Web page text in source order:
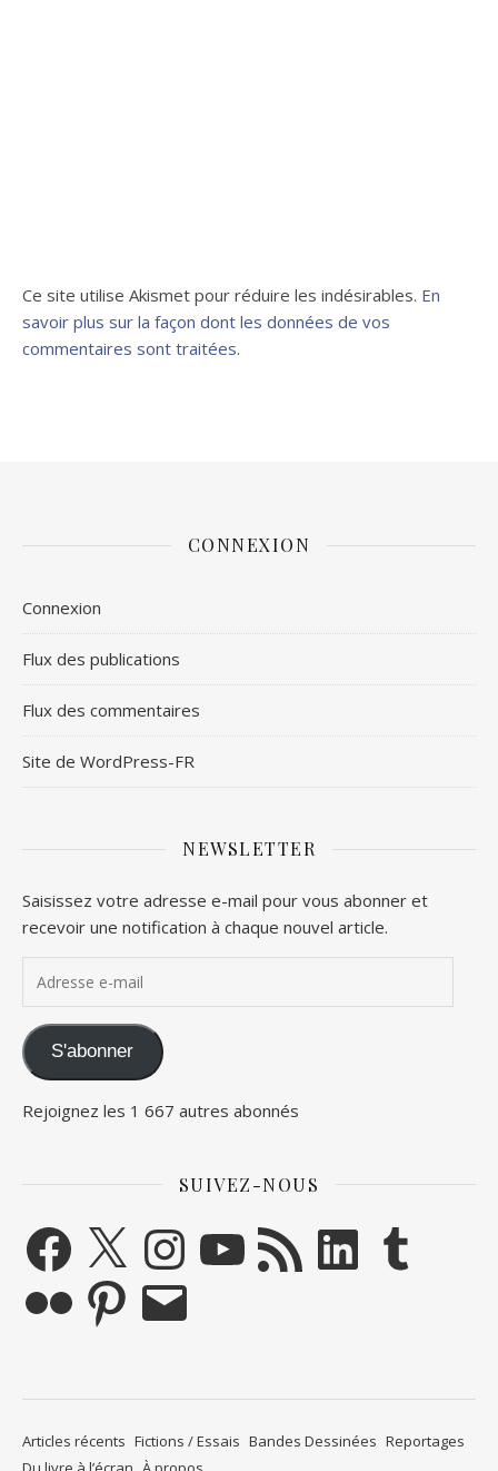
Ce site utilise Akismet pour réduire les indésirables. En
savoir plus sur la façon dont les données de vos
commentaires sont traitées.
CONNEXION
Connexion
Flux des publications
Flux des commentaires
Site de WordPress-FR
NEWSLETTER
Saisissez votre adresse e-mail pour vous abonner et
recevoir une notification à chaque nouvel article.
S'abonner
Rejoignez les 1 667 autres abonnés
SUIVEZ-NOUS
Facebook
X InstagramYouTubeFlux RSSLinkedIn Tumblr
PinterestE-mail
Articles récents Fictions / Essais Bandes Dessinées Reportages